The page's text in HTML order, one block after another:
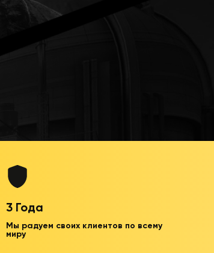
3 Года
Мы радуем своих клиентов по всему
миру